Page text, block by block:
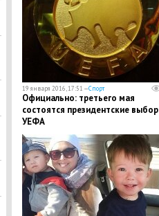
19 января 2016, 17:51 —Спорт
Официально: третьего мая
состоятся президентские
УЕФА